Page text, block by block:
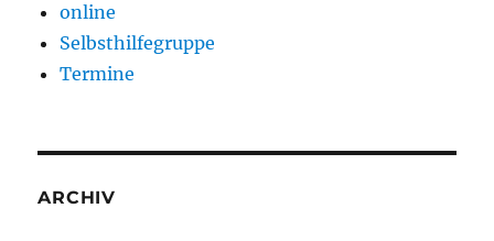
online
Selbsthilfegruppe
Termine
ARCHIV